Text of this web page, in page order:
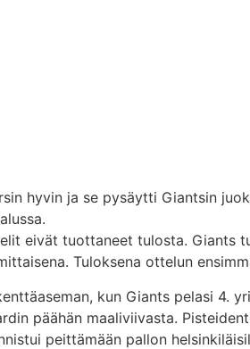
hyvin ja se pysäytti Giantsin
eivät tuottaneet tulosta. Giants
Tuloksena ottelun
kun Giants pelasi 4.
päähän maaliviivasta.
peittämään pallon